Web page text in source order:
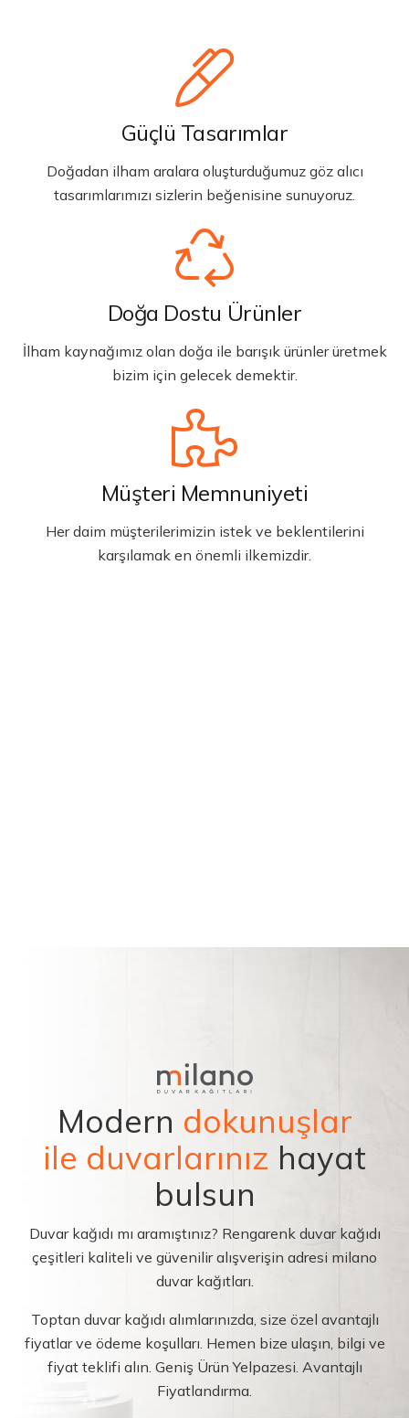
Güçlü Tasarımlar
Doğadan ilham aralara oluşturduğumuz göz alıcı
tasarımlarımızı sizlerin beğenisine sunuyoruz.
Doğa Dostu Ürünler
İlham kaynağımız olan doğa ile barışık ürünler üretmek
bizim için gelecek demektir.
Müşteri Memnuniyeti
Her daim müşterilerimizin istek ve beklentilerini
karşılamak en önemli ilkemizdir.
Modern dokunuşlar
ile duvarlarınız hayat
bulsun
Duvar kağıdı mı aramıştınız? Rengarenk duvar kağıdı
çeşitleri kaliteli ve güvenilir alışverişin adresi milano
duvar kağıtları.
Toptan duvar kağıdı alımlarınızda, size özel avantajlı
fiyatlar ve ödeme koşulları. Hemen bize ulaşın, bilgi ve
fiyat teklifi alın. Geniş Ürün Yelpazesi. Avantajlı
Fiyatlandırma.